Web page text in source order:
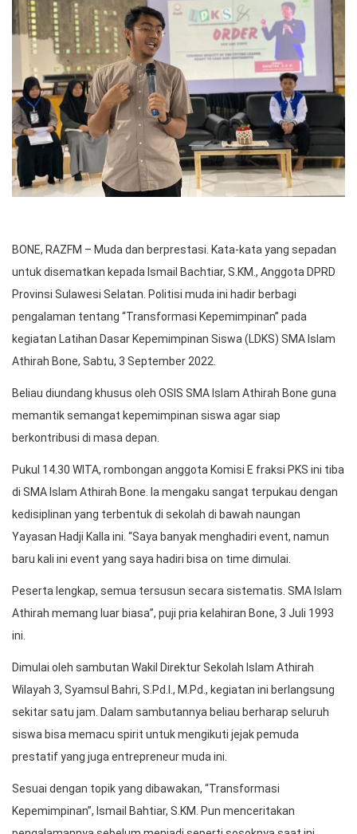
BONE, RAZFM – Muda dan berprestasi. Kata-kata yang sepadan
untuk disematkan kepada Ismail Bachtiar, S.KM., Anggota DPRD
Provinsi Sulawesi Selatan. Politisi muda ini hadir berbagi
pengalaman tentang “Transformasi Kepemimpinan” pada
kegiatan Latihan Dasar Kepemimpinan Siswa (LDKS) SMA Islam
Athirah Bone, Sabtu, 3 September 2022.
Beliau diundang khusus oleh OSIS SMA Islam Athirah Bone guna
memantik semangat kepemimpinan siswa agar siap
berkontribusi di masa depan.
Pukul 14.30 WITA, rombongan anggota Komisi E fraksi PKS ini tiba
di SMA Islam Athirah Bone. Ia mengaku sangat terpukau dengan
kedisiplinan yang terbentuk di sekolah di bawah naungan
Yayasan Hadji Kalla ini. “Saya banyak menghadiri event, namun
baru kali ini event yang saya hadiri bisa on time dimulai.
Peserta lengkap, semua tersusun secara sistematis. SMA Islam
Athirah memang luar biasa”, puji pria kelahiran Bone, 3 Juli 1993
ini.
Dimulai oleh sambutan Wakil Direktur Sekolah Islam Athirah
Wilayah 3, Syamsul Bahri, S.Pd.I., M.Pd., kegiatan ini berlangsung
sekitar satu jam. Dalam sambutannya beliau berharap seluruh
siswa bisa memacu spirit untuk mengikuti jejak pemuda
prestatif yang juga entrepreneur muda ini.
Sesuai dengan topik yang dibawakan, “Transformasi
Kepemimpinan”, Ismail Bahtiar, S.KM. Pun menceritakan